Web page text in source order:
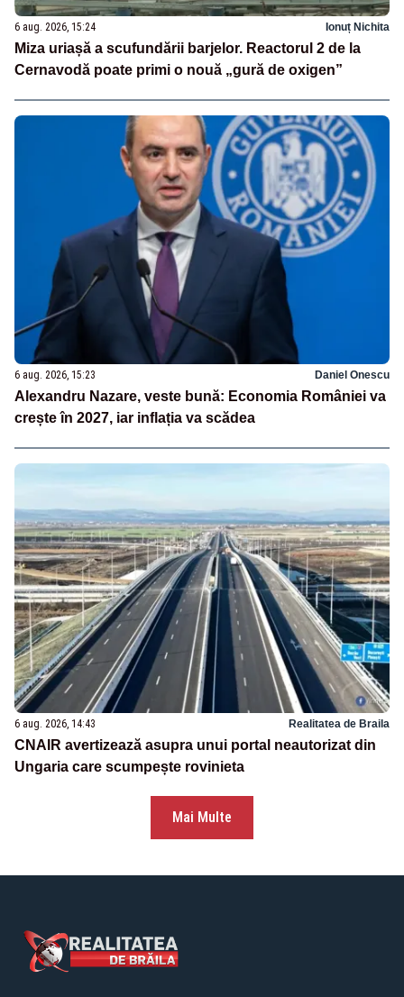
6 aug. 2026, 15:24 Ionuț Nichita
Miza uriașă a scufundării barjelor. Reactorul 2 de la
Cernavodă poate primi o nouă „gură de oxigen”
6 aug. 2026, 15:23 Daniel Onescu
Alexandru Nazare, veste bună: Economia României va
crește în 2027, iar inflația va scădea
6 aug. 2026, 14:43 Realitatea de Braila
CNAIR avertizează asupra unui portal neautorizat din
Ungaria care scumpește rovinieta
Mai Multe